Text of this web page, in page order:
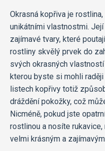
Okrasná kopřiva je
unikátními vlastnostmi.
zajímavé tvary, které
rostliny skvělý prvek do
svých okrasných
kterou byste si mohli
listech kopřivy totiž
dráždění pokožky, což
Nicméně, pokud jste
rostlinou a nosíte
velmi krásným a